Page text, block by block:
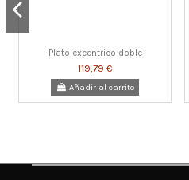
Plato excentrico doble
119,79 €
Añadir al carrito